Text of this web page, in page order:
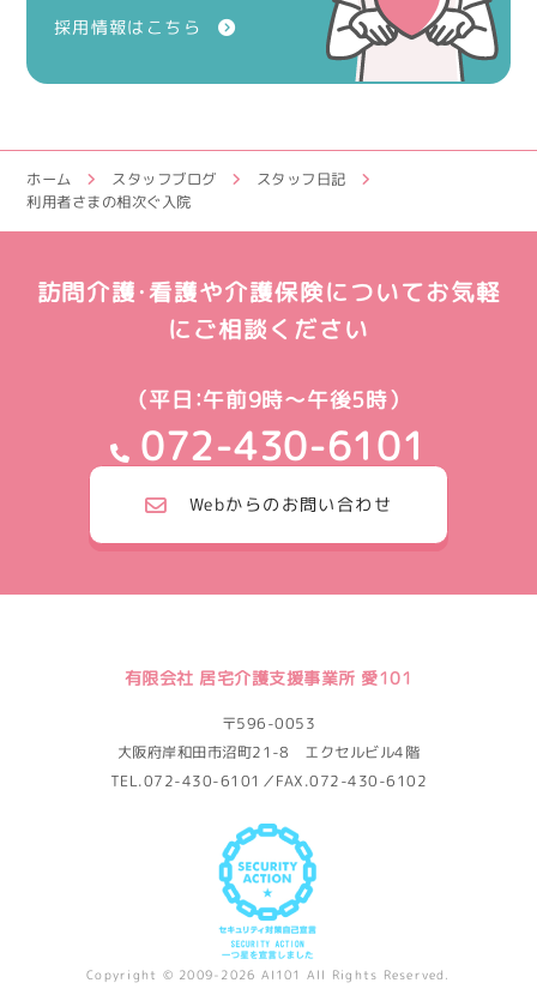
採用情報はこちら
ホーム スタッフブログ
スタッフ日記
利用者さまの相次ぐ入院
訪問介護・看護や介護保険についてお気軽
にご相談ください
（平日：午前9時～午後5時）
072-430-6101
Webからのお問い合わせ
有限会社 居宅介護支援事業所 愛101
〒596-0053
大阪府岸和田市沼町21-8 エクセルビル4階
TEL.072-430-6101／FAX.072-430-6102
Copyright © 2009-2026 AI101 All Rights Reserved.